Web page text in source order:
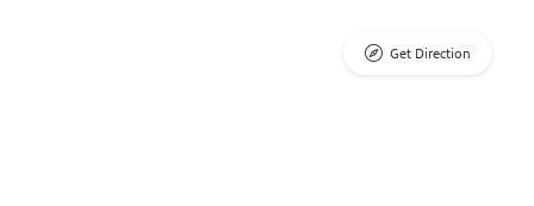
Get Direction